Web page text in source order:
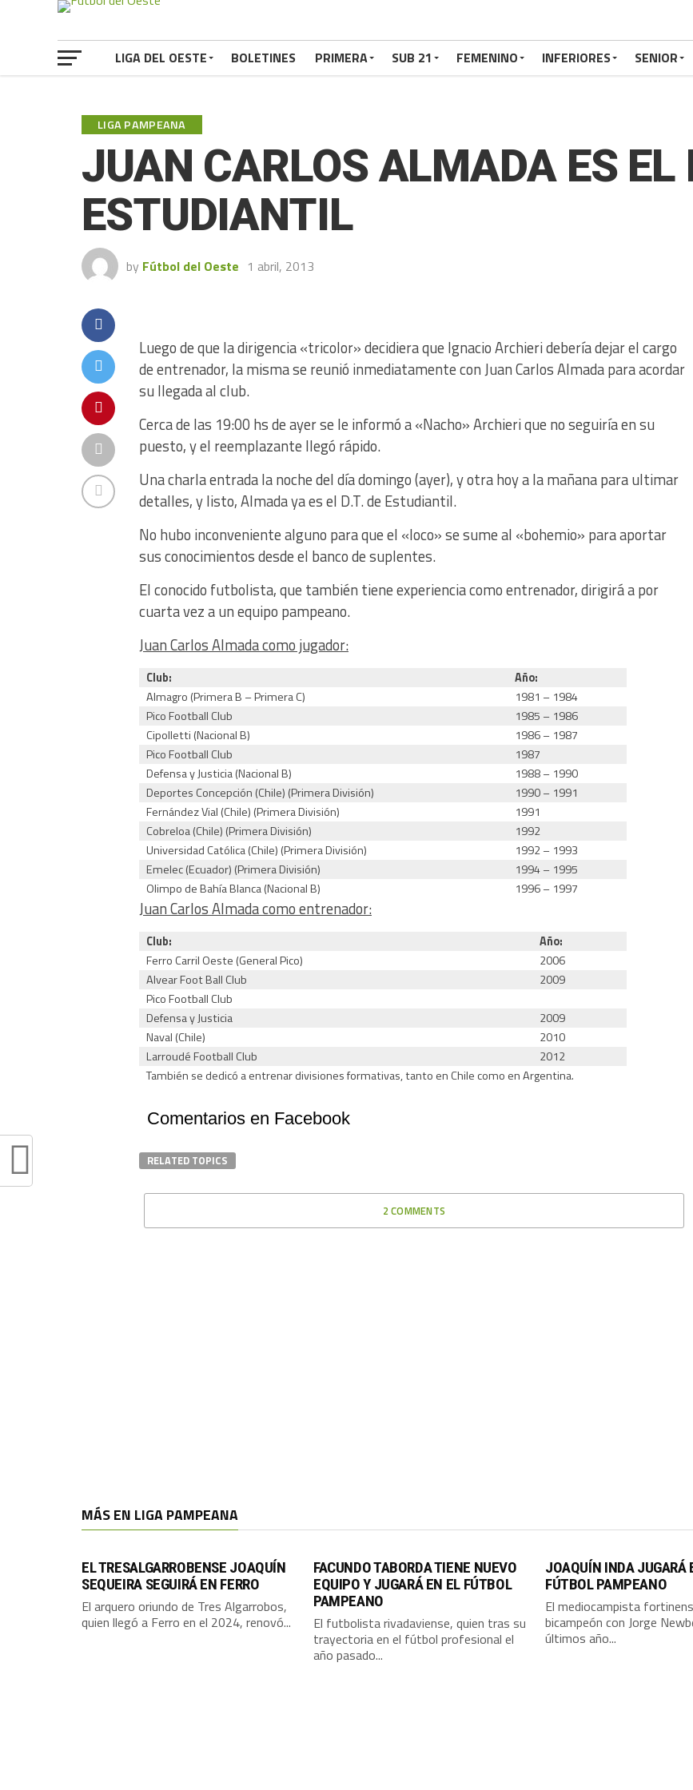
LIGA DEL OESTE BOLETINES PRIMERA SUB 21 FEMENINO INFERIORES SENIOR
LIGA PAMPEANA
JUAN CARLOS ALMADA ES EL
ESTUDIANTIL
by Fútbol del Oeste 1 abril, 2013
Luego de que la dirigencia «tricolor» decidiera que Ignacio Archieri debería dejar el cargo
de entrenador, la misma se reunió inmediatamente con Juan Carlos Almada para acordar
su llegada al club.
Cerca de las 19:00 hs de ayer se le informó a «Nacho» Archieri que no seguiría en su
puesto, y el reemplazante llegó rápido.
Una charla entrada la noche del día domingo (ayer), y otra hoy a la mañana para ultimar
detalles, y listo, Almada ya es el D.T. de Estudiantil.
No hubo inconveniente alguno para que el «loco» se sume al «bohemio» para aportar
sus conocimientos desde el banco de suplentes.
El conocido futbolista, que también tiene experiencia como entrenador, dirigirá a por
cuarta vez a un equipo pampeano.
Juan Carlos Almada como jugador:
Club:
Año:
Almagro (Primera B – Primera C)
1981 – 1984
Pico Football Club
1985 – 1986
Cipolletti (Nacional B)
1986 – 1987
Pico Football Club
1987
Defensa y Justicia (Nacional B)
1988 – 1990
Deportes Concepción (Chile) (Primera División)
1990 – 1991
Fernández Vial (Chile) (Primera División)
1991
Cobreloa (Chile) (Primera División)
1992
Universidad Católica (Chile) (Primera División)
1992 – 1993
Emelec (Ecuador) (Primera División)
1994 – 1995
Olimpo de Bahía Blanca (Nacional B)
1996 – 1997
Juan Carlos Almada como entrenador:
Club:
Año:
Ferro Carril Oeste (General Pico)
2006
Alvear Foot Ball Club
2009
Pico Football Club
Defensa y Justicia
2009
Naval (Chile)
2010
Larroudé Football Club
2012
También se dedicó a entrenar divisiones formativas, tanto en Chile como en Argentina.
Comentarios en Facebook
RELATED TOPICS
2 COMMENTS
MÁS EN LIGA PAMPEANA
EL TRESALGARROBENSE JOAQUÍN
SEQUEIRA SEGUIRÁ EN FERRO
El arquero oriundo de Tres Algarrobos,
quien llegó a Ferro en el 2024, renovó...
FACUNDO TABORDA TIENE NUEVO
EQUIPO Y JUGARÁ EN EL FÚTBOL
PAMPEANO
El futbolista rivadaviense, quien tras su
trayectoria en el fútbol profesional el
año pasado...
JOAQUÍN INDA JUGARÁ
FÚTBOL PAMPEANO
El mediocampista
bicampeón con Jorge
últimos año...